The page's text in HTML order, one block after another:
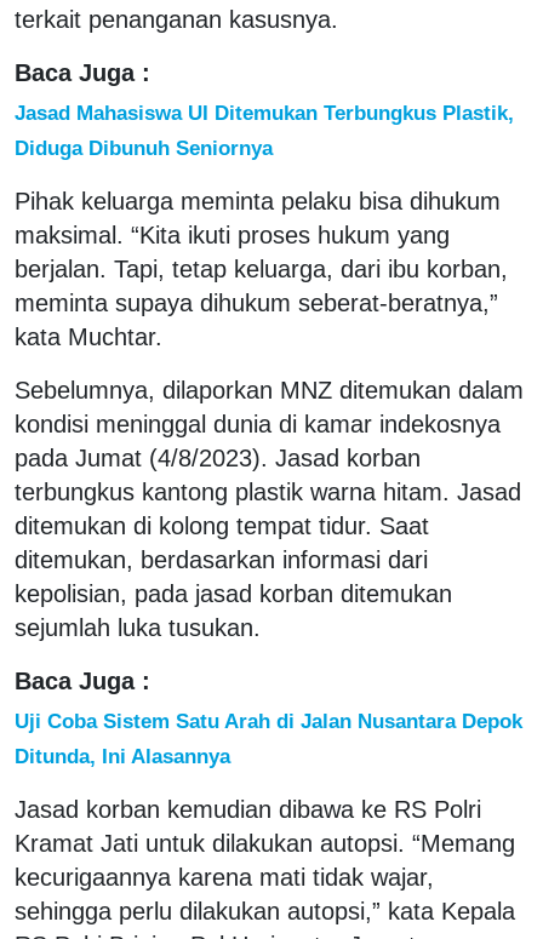
terkait penanganan kasusnya.
Baca Juga :
Jasad Mahasiswa UI Ditemukan Terbungkus Plastik,
Diduga Dibunuh Seniornya
Pihak keluarga meminta pelaku bisa dihukum
maksimal. “Kita ikuti proses hukum yang
berjalan. Tapi, tetap keluarga, dari ibu korban,
meminta supaya dihukum seberat-beratnya,”
kata Muchtar.
Sebelumnya, dilaporkan MNZ ditemukan dalam
kondisi meninggal dunia di kamar indekosnya
pada Jumat (4/8/2023). Jasad korban
terbungkus kantong plastik warna hitam. Jasad
ditemukan di kolong tempat tidur. Saat
ditemukan, berdasarkan informasi dari
kepolisian, pada jasad korban ditemukan
sejumlah luka tusukan.
Baca Juga :
Uji Coba Sistem Satu Arah di Jalan Nusantara Depok
Ditunda, Ini Alasannya
Jasad korban kemudian dibawa ke RS Polri
Kramat Jati untuk dilakukan autopsi. “Memang
kecurigaannya karena mati tidak wajar,
sehingga perlu dilakukan autopsi,” kata Kepala